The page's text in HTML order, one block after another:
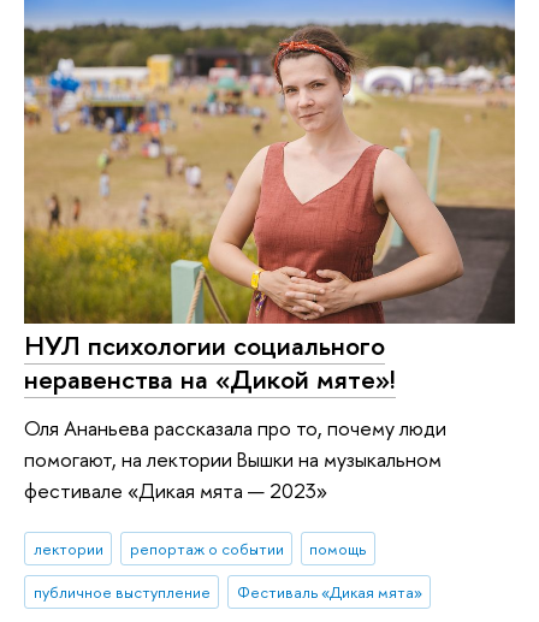
НУЛ психологии социального
неравенства на «Дикой мяте»!
Оля Ананьева рассказала про то, почему люди
помогают, на лектории Вышки на музыкальном
фестивале «Дикая мята — 2023»
лектории репортаж о событии
помощь
публичное выступление
Фестиваль «Дикая мята»